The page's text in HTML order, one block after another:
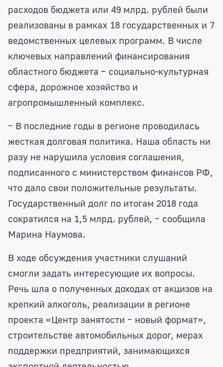
расходов бюджета или 49 млрд. рублей были
реализованы в рамках 18 государственных и 7
ведомственных целевых программ. В числе
ключевых направлений финансирования
областного бюджета – социально-культурная
сфера, дорожное хозяйство и
агропромышленный комплекс.
– В последние годы в регионе проводилась
жесткая долговая политика. Наша область ни
разу не нарушила условия соглашения,
подписанного с министерством финансов РФ,
что дало свои положительные результаты.
Государственный долг по итогам 2018 года
сократился на 1,5 млрд. рублей, – сообщила
Марина Наумова.
В ходе обсуждения участники слушаний
смогли задать интересующие их вопросы.
Речь шла о полученных доходах от акцизов на
крепкий алкоголь, реализации в регионе
проекта «Центр занятости – новый формат»,
строительстве автомобильных дорог, мерах
поддержки предприятий, занимающихся